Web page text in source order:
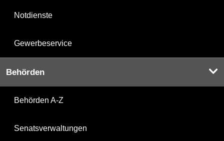
Notdienste
Gewerbeservice
Behörden
Behörden A-Z
Senatsverwaltungen